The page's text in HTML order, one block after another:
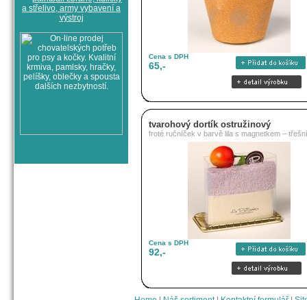
Cena s DPH
65,-
tvarohový dortík ostružinový
froté ručníček v barvě lila s magnetkem – třešní
Cena s DPH
92,-